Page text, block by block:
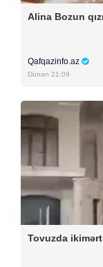
Alina Bozun
Qafqazinfo.az
Dünən 21:09
Tovuzda